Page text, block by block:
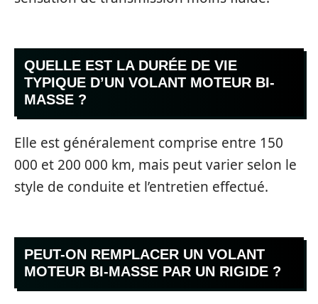
QUELLE EST LA DURÉE DE VIE
TYPIQUE D’UN VOLANT MOTEUR BI-
MASSE ?
Elle est généralement comprise entre 150
000 et 200 000 km, mais peut varier selon le
style de conduite et l’entretien effectué.
PEUT-ON REMPLACER UN VOLANT
MOTEUR BI-MASSE PAR UN RIGIDE ?